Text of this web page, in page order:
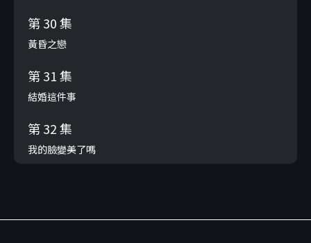
第 30 集
黃昏之戀
第 31 集
結婚這件事
第 32 集
我的臉變美了嗎